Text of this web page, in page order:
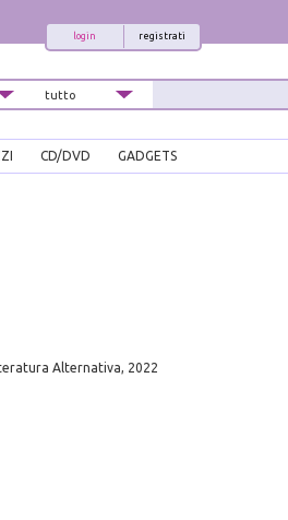
registrati
login
CD/DVD GADGETS
Alternativa, 2022